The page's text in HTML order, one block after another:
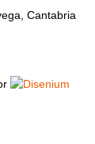
Cantabria